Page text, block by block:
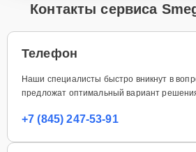
Контакты сервиса
Телефон
Наши специалисты быстро вникнут в
предложат оптимальный вариант
+7 (845) 247-53-91